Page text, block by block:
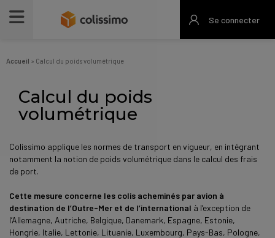
au
Se connecter
d'Ariane
Accueil Calcul du poids volumétrique
Calcul du poids
volumétrique
Description
Colissimo applique les normes de transport en vigueur, en intégrant
notamment la notion de poids volumétrique dans le calcul des frais
de port.
Cette mesure concerne les colis acheminés par avion à
destination de l’Outre-Mer et de l’international à l’exception de
l’Allemagne, Autriche, Belgique, Danemark, Espagne, Estonie,
Hongrie, Italie, Lettonie, Lituanie, Luxembourg, Pays-Bas, Pologne,